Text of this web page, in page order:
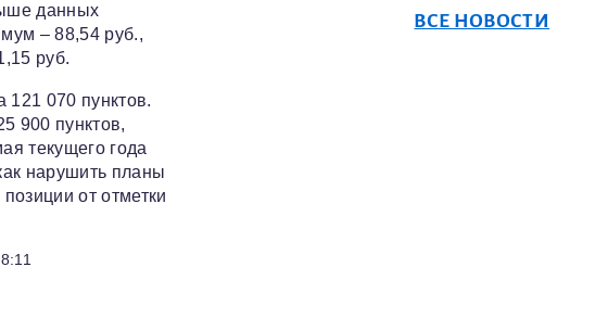
данных
– 88,54 руб.,
руб.
070 пунктов.
900 пунктов,
текущего года
нарушить планы
от отметки
ВСЕ НОВОСТИ